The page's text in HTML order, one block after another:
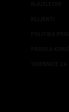
NJUZLETER
KLIJENTI
POLITIKA
PRAVILA
SMERNICE ZA